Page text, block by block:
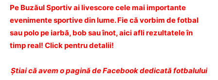
Pe Buzăul Sportiv ai livescore cele mai importante
evenimente sportive din lume. Fie că vorbim de fotbal
sau polo pe iarbă, bob sau înot, aici afli rezultatele în
timp real! Click pentru detalii!
Ştiai că avem o pagină de Facebook dedicată fotbalului